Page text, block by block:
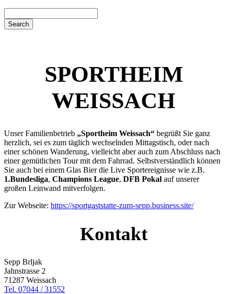
for:
SPORTHEIM
WEISSACH
Unser Familienbetrieb „Sportheim Weissach“ begrüßt Sie ganz
herzlich, sei es zum täglich wechselnden Mittagstisch, oder nach
einer schönen Wanderung, vielleicht aber auch zum Abschluss nach
einer gemütlichen Tour mit dem Fahrrad. Selbstverständlich können
Sie auch bei einem Glas Bier die Live Sportereignisse wie z.B.
1.Bundesliga, Champions League, DFB Pokal auf unserer
großen Leinwand mitverfolgen.
Zur Webseite: https://sportgaststatte-zum-sepp.business.site/
Kontakt
Sepp Brljak
Jahnstrasse 2
71287 Weissach
Tel. 07044 / 31552